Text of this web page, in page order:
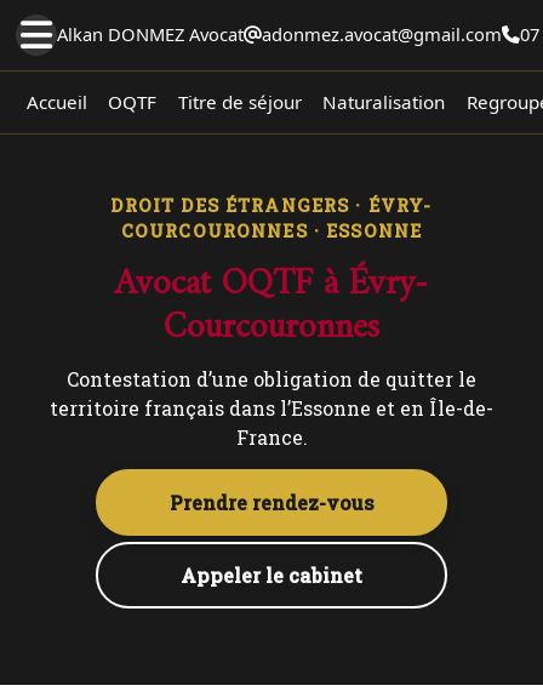
Alkan DONMEZ Avocat adonmez.avocat@gmail.com
Accueil OQTF Titre de séjour Naturalisation
DROIT DES ÉTRANGERS · ÉVRY-
COURCOURONNES · ESSONNE
Avocat OQTF à Évry-
Courcouronnes
Contestation d’une obligation de quitter le
territoire français dans l’Essonne et en Île-de-
France.
Prendre rendez-vous
Appeler le cabinet